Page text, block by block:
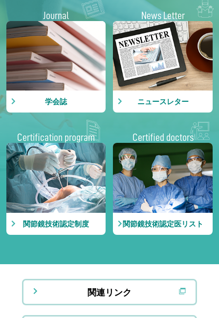
Journal
学会誌
News Letter
ニュースレター
Certification program
関節鏡技術認定制度
Certified doctors
関節鏡技術認定医リスト
関連リンク